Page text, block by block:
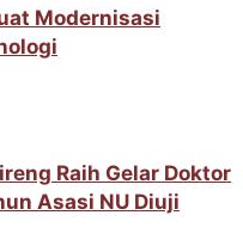
Modernisasi
Raih Gelar Doktor
Asasi NU Diuji